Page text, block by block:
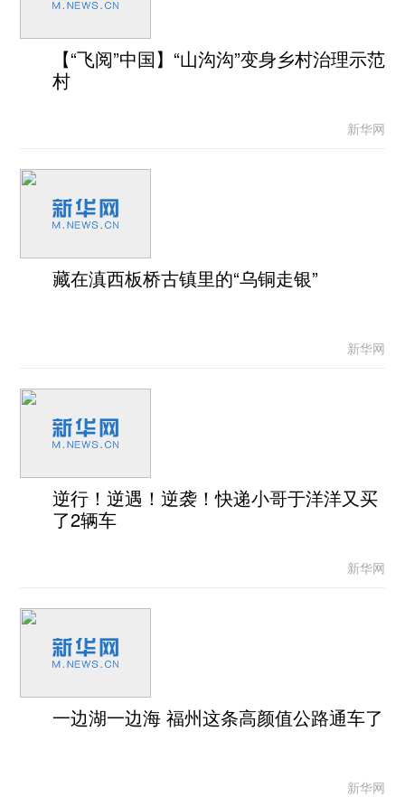
【“飞阅”中国】“山沟沟”变身乡村治理示范
村
新华网
藏在滇西板桥古镇里的“乌铜走银”
新华网
逆行！逆遇！逆袭！快递小哥于洋洋又买
了2辆车
新华网
一边湖一边海 福州这条高颜值公路通车了
新华网